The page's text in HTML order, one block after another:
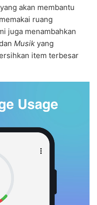
akan membantu
ruang
juga menambahkan
Musik yang
item terbesar